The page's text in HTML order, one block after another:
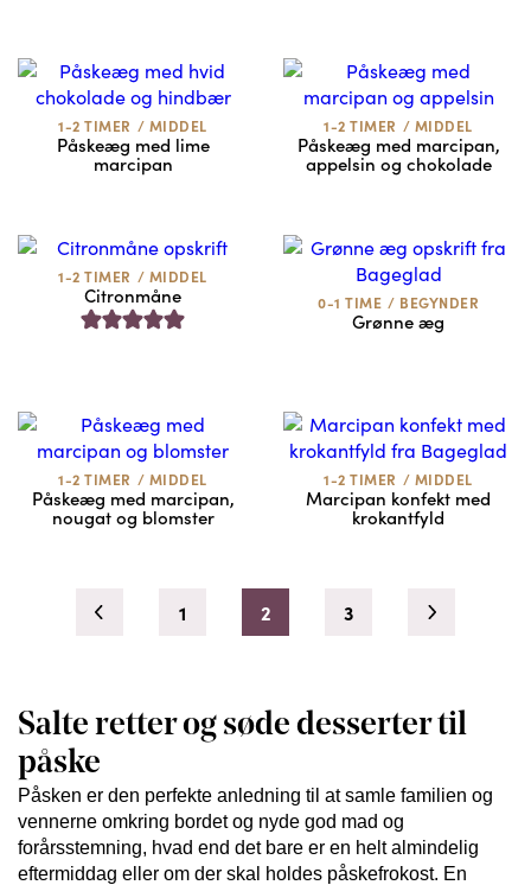
1-2 TIMER / MIDDEL
Påskeæg med lime
marcipan
1-2 TIMER / MIDDEL
Påskeæg med marcipan,
appelsin og chokolade
1-2 TIMER / MIDDEL
Citronmåne 0-1 TIME / BEGYNDER
Grønne æg
1-2 TIMER / MIDDEL
Påskeæg med marcipan,
nougat og blomster
1-2 TIMER / MIDDEL
Marcipan konfekt med
krokantfyld
1 2 3
Salte retter og søde desserter til
påske
Påsken er den perfekte anledning til at samle familien og
vennerne omkring bordet og nyde god mad og
forårsstemning, hvad end det bare er en helt almindelig
eftermiddag eller om der skal holdes påskefrokost. En